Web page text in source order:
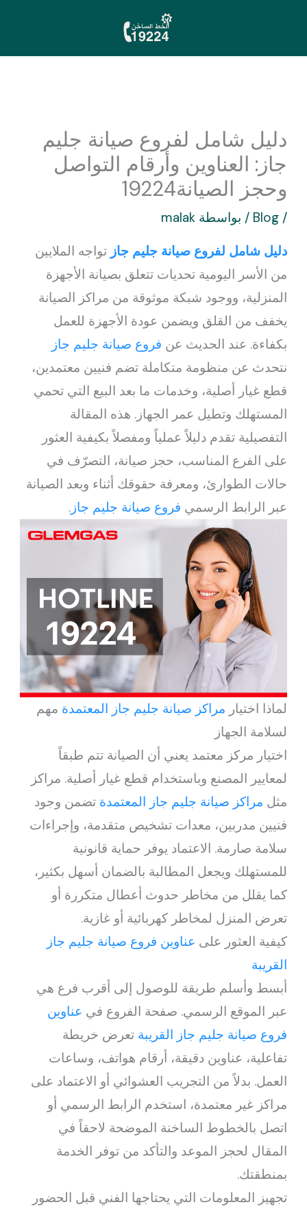
المحتوى
دليل شامل لفروع صيانة جليم
جاز: العناوين وأرقام التواصل
وحجز الصيانة19224
/
Blog / بواسطة malak
دليل شامل لفروع صيانة جليم جاز تواجه الملايين
من الأسر اليومية تحديات تتعلق بصيانة الأجهزة
المنزلية، ووجود شبكة موثوقة من مراكز الصيانة
يخفف من القلق ويضمن عودة الأجهزة للعمل
بكفاءة. عند الحديث عن فروع صيانة جليم جاز
نتحدث عن منظومة متكاملة تضم فنيين معتمدين،
قطع غيار أصلية، وخدمات ما بعد البيع التي تحمي
المستهلك وتطيل عمر الجهاز. هذه المقالة
التفصيلية تقدم دليلاً عملياً ومفصلاً بكيفية العثور
على الفرع المناسب، حجز صيانة، التصرّف في
حالات الطوارئ، ومعرفة حقوقك أثناء وبعد الصيانة
عبر الرابط الرسمي فروع صيانة جليم جاز.
لماذا اختيار مراكز صيانة جليم جاز المعتمدة مهم
لسلامة الجهاز
اختيار مركز معتمد يعني أن الصيانة تتم طبقاً
لمعايير المصنع وباستخدام قطع غيار أصلية. مراكز
مثل مراكز صيانة جليم جاز المعتمدة تضمن وجود
فنيين مدربين، معدات تشخيص متقدمة، وإجراءات
سلامة صارمة. الاعتماد يوفر حماية قانونية
للمستهلك ويجعل المطالبة بالضمان أسهل بكثير،
كما يقلل من مخاطر حدوث أعطال متكررة أو
تعرض المنزل لمخاطر كهربائية أو غازية.
كيفية العثور على عناوين فروع صيانة جليم جاز
القريبة
أبسط وأسلم طريقة للوصول إلى أقرب فرع هي
عبر الموقع الرسمي. صفحة الفروع في عناوين
فروع صيانة جليم جاز القريبة تعرض خريطة
تفاعلية، عناوين دقيقة، أرقام هواتف، وساعات
العمل. بدلاً من التجريب العشوائي أو الاعتماد على
مراكز غير معتمدة، استخدم الرابط الرسمي أو
اتصل بالخطوط الساخنة الموضحة لاحقاً في
المقال لحجز الموعد والتأكد من توفر الخدمة
بمنطقتك.
تجهيز المعلومات التي يحتاجها الفني قبل الحضور